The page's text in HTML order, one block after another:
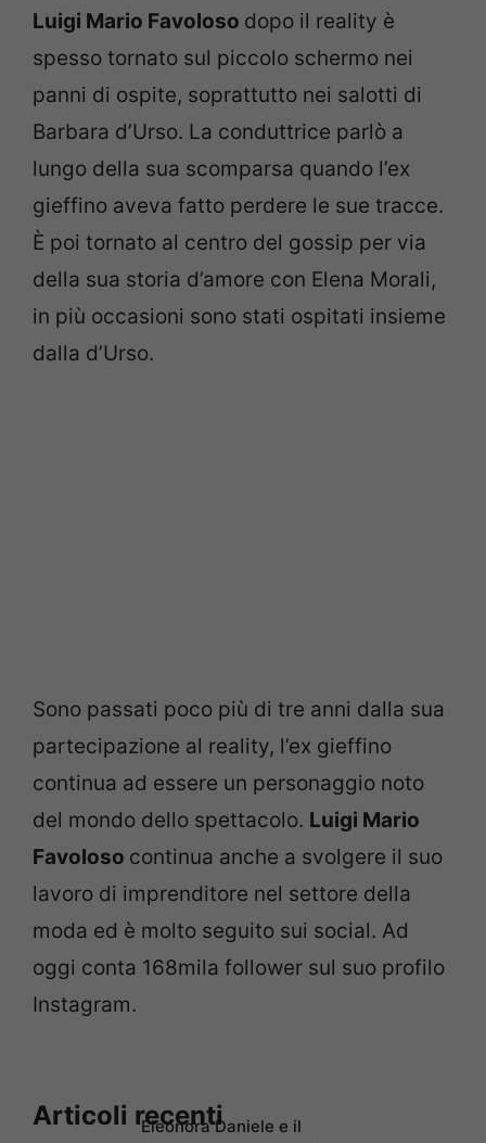
Luigi Mario Favoloso dopo il reality è
spesso tornato sul piccolo schermo nei
panni di ospite, soprattutto nei salotti di
Barbara d’Urso. La conduttrice parlò a
lungo della sua scomparsa quando l’ex
gieffino aveva fatto perdere le sue tracce.
È poi tornato al centro del gossip per via
della sua storia d’amore con Elena Morali,
in più occasioni sono stati ospitati insieme
dalla d’Urso.
Sono passati poco più di tre anni dalla sua
partecipazione al reality, l’ex gieffino
continua ad essere un personaggio noto
del mondo dello spettacolo. Luigi Mario
Favoloso continua anche a svolgere il suo
lavoro di imprenditore nel settore della
moda ed è molto seguito sui social. Ad
oggi conta 168mila follower sul suo profilo
Instagram.
Articoli recentiEleonora Daniele e il